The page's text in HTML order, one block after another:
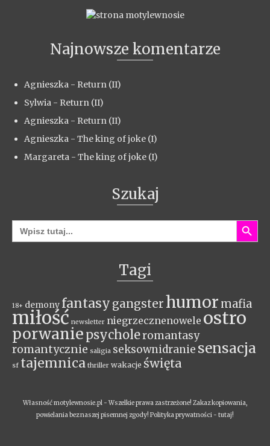
Najnowsze komentarze
Agnieszka - Return (II)
Sylwia - Return (II)
Agnieszka - Return (II)
Agnieszka - The king of joke (I)
Margareta - The king of joke (I)
Szukaj
Search
for:
Search Button
Tagi
18+ demony fantasy gangsterhumor mafia
miłość newsletter niegrzecznenowele ostro
porwaniepsycholeromantasy
romantycznie saligia seksownidranie sensacja
sf tajemnica thriller wakacje święta
Własność motylewnosie.pl - Wszelkie prawa zastrzeżone! Zakaz kopiowania,
powielania bez naszej pisemnej zgody! Polityka prywatności - tutaj!